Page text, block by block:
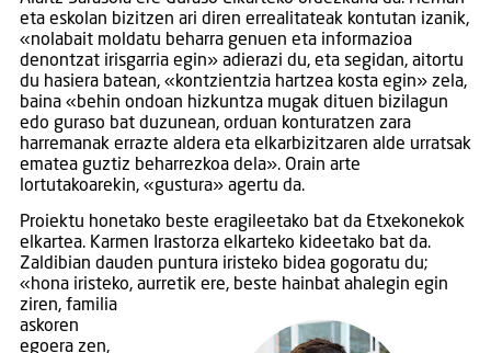
eta eskolan bizitzen ari diren errealitateak kontutan izanik,
«nolabait moldatu beharra genuen eta informazioa
denontzat irisgarria egin» adierazi du, eta segidan, aitortu
du hasiera batean, «kontzientzia hartzea kosta egin» zela,
baina «behin ondoan hizkuntza mugak dituen bizilagun
edo guraso bat duzunean, orduan konturatzen zara
harremanak errazte aldera eta elkarbizitzaren alde urratsak
ematea guztiz beharrezkoa dela». Orain arte
lortutakoarekin, «gustura» agertu da.
Proiektu honetako beste eragileetako bat da Etxekonekok
elkartea. Karmen Irastorza elkarteko kideetako bat da.
Zaldibian dauden puntura iristeko bidea gogoratu du;
«hona iristeko, aurretik ere, beste hainbat ahalegin egin
ziren, familia
askoren
egoera zen,